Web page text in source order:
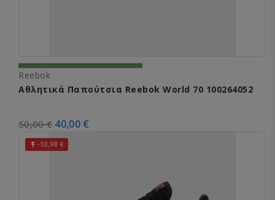
Reebok
Αθλητικά Παπούτσια Reebok World 70 100264052
50,00 € 40,00 €
 -10,98 €